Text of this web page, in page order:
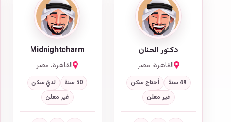
دكتور الحنان
القاهرة، مصر
49 سنة
أحتاج سكن
غير معلن
Midnightcharm
القاهرة، مصر
50 سنة
لديّ سكن
غير معلن